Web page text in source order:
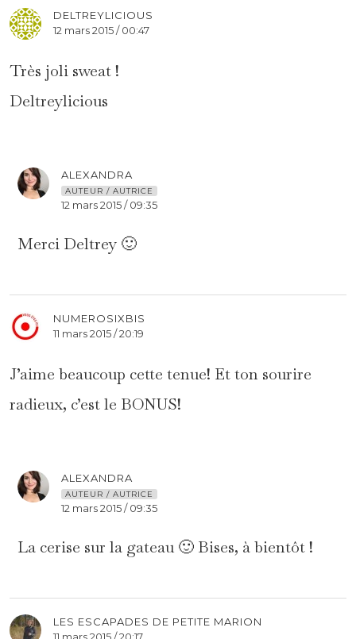
DELTREYLICIOUS
12 mars 2015 / 00:47
Très joli sweat !
Deltreylicious
ALEXANDRA
AUTEUR / AUTRICE
12 mars 2015 / 09:35
Merci Deltrey 🙂
NUMEROSIXBIS
11 mars 2015 / 20:19
J’aime beaucoup cette tenue! Et ton sourire
radieux, c’est le BONUS!
ALEXANDRA
AUTEUR / AUTRICE
12 mars 2015 / 09:35
La cerise sur la gateau 🙂 Bises, à bientôt !
LES ESCAPADES DE PETITE MARION